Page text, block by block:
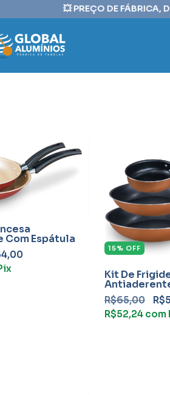
DE FÁBRICA, DESCONTOS
Espátula
15% OFF
Kit De
Peças Teflon
R$65,00
R$52,24 com